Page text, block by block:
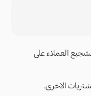
العملاء على
الاخرى.